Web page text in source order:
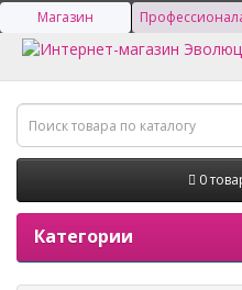
Магазин
0
Категории